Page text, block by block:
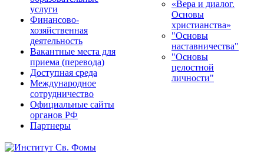
услуги
Финансово-
хозяйственная
деятельность
Вакантные места для
приема (перевода)
Доступная среда
Международное
сотрудничество
Официальные сайты
органов РФ
Партнеры
«Вера и диалог.
Основы
христианства»
"Основы
наставничества"
"Основы
целостной
личности"